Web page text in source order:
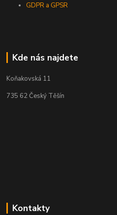
GDPR a GPSR
Kde nás najdete
Koňakovská 11
735 62 Český Těšín
Kontakty